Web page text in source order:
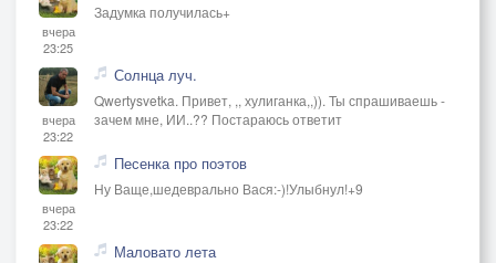
вчера
23:25
Задумка получилась+
вчера
23:22
Солнца луч.
Qwertysvetka. Привет, ,, хулиганка,,)). Ты спрашиваешь -
зачем мне, ИИ..?? Постараюсь ответит
вчера
23:22
Песенка про поэтов
Ну Ваще,шедеврально Вася:-)!Улыбнул!+9
Маловато лета